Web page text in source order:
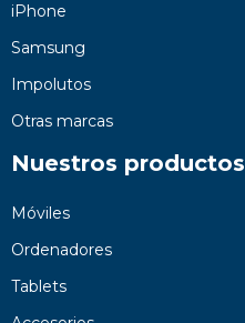
iPhone
Samsung
Impolutos
Otras marcas
Nuestros productos
Móviles
Ordenadores
Tablets